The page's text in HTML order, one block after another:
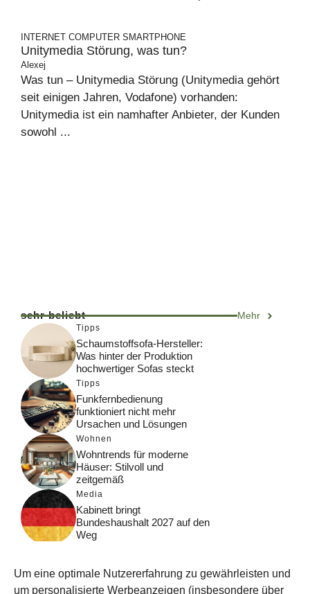
Um eine optimale Nutzererfahrung zu gewährleisten und
um personalisierte Werbeanzeigen (insbesondere über
INTERNET COMPUTER SMARTPHONE
Unitymedia Störung, was tun?
Alexej
Was tun – Unitymedia Störung (Unitymedia gehört
seit einigen Jahren, Vodafone) vorhanden:
Unitymedia ist ein namhafter Anbieter, der Kunden
sowohl ...
sehr beliebt Mehr
Tipps
Schaumstoffsofa-Hersteller:
Was hinter der Produktion
hochwertiger Sofas steckt
Tipps
Funkfernbedienung
funktioniert nicht mehr
Ursachen und Lösungen
Wohnen
Wohntrends für moderne
Häuser: Stilvoll und
zeitgemäß
Media
Kabinett bringt
Bundeshaushalt 2027 auf den
Weg
Funktionsweise, Prozesse
und Rankinglogik